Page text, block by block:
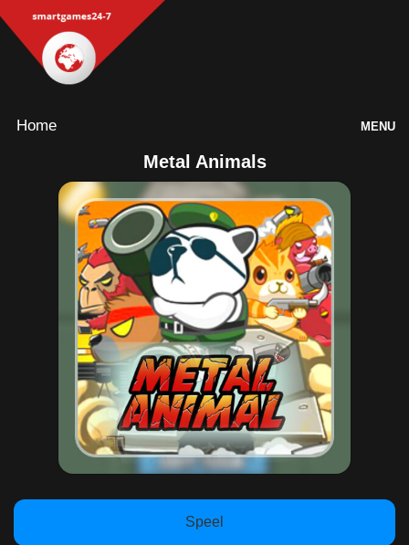
Home MENU
Metal Animals
Speel